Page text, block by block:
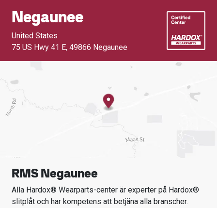
Negaunee
United States
75 US Hwy 41 E, 49866 Negaunee
RMS Negaunee
Alla Hardox® Wearparts-center är experter på Hardox®
slitplåt och har kompetens att betjäna alla branscher.